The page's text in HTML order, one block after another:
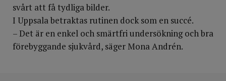
svårt att få tydliga bilder.
I Uppsala betraktas rutinen dock som en succé.
– Det är en enkel och smärtfri undersökning och bra
förebyggande sjukvård, säger Mona Andrén.